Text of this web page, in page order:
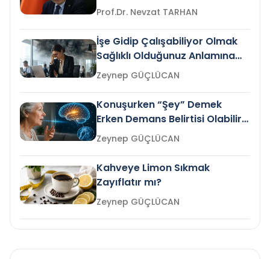
Prof.Dr. Nevzat TARHAN
İşe Gidip Çalışabiliyor Olmak
Sağlıklı Olduğunuz Anlamına
Gelir mi?Zeynep GÜÇLÜCAN
Konuşurken “Şey” Demek
Erken Demans Belirtisi Olabilir
mi?
Zeynep GÜÇLÜCAN
Kahveye Limon Sıkmak
Zayıflatır mı?
Zeynep GÜÇLÜCAN